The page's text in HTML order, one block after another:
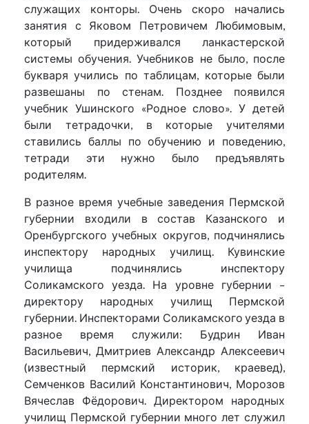
служащих конторы. Очень скоро начались
занятия с Яковом Петровичем Любимовым,
который придерживался ланкастерской
системы обучения. Учебников не было, после
букваря учились по таблицам, которые были
развешаны по стенам. Позднее появился
учебник Ушинского «Родное слово». У детей
были тетрадочки, в которые учителями
ставились баллы по обучению и поведению,
тетради эти нужно было предъявлять
родителям.
В разное время учебные заведения Пермской
губернии входили в состав Казанского и
Оренбургского учебных округов, подчинялись
инспектору народных училищ. Кувинские
училища подчинялись инспектору
Соликамского уезда. На уровне губернии –
директору народных училищ Пермской
губернии. Инспекторами Соликамского уезда в
разное время служили: Будрин Иван
Васильевич, Дмитриев Александр Алексеевич
(известный пермский историк, краевед),
Семченков Василий Константинович, Морозов
Вячеслав Фёдорович. Директором народных
училищ Пермской губернии много лет служил